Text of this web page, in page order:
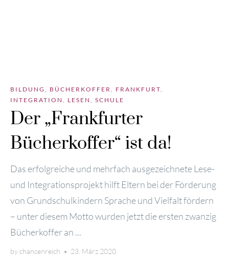
BILDUNG BÜCHERKOFFER FRANKFURT
INTEGRATION
LESEN SCHULE
Der „Frankfurter
Bücherkoffer“ ist da!
Das erfolg­rei­che und mehr­fach aus­ge­zeich­ne­te Lese-
und Inte­gra­ti­ons­pro­jekt hilft Eltern bei der För­de­rung
von Grund­schul­kin­dern Spra­che und Viel­falt för­dern
– unter die­sem Mot­to wur­den jetzt die ers­ten zwan­zig
Bücher­kof­fer an ...
bychancenreich • 23. März 2020